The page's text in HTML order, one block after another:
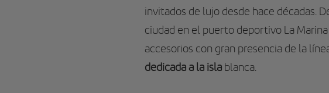
invitados de lujo desde hace décadas.
ciudad en el puerto deportivo La
accesorios con gran presencia de la
dedicada a la isla blanca.